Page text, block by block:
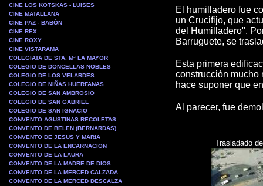
CINE LOS KOTSKAS - LUISES
CINE MATALLANA
CINE PAZ - BABÓN
CINE REX
CINE ROXY
CINE VISTARAMA
COLEGIATA DE STA. Mª LA MAYOR
COLEGIO DE DONCELLAS NOBLES
COLEGIO DE LOS VELARDES
COLEGIO DE NIÑAS HUERFANAS
COLEGIO DE SAN AMBROSIO
COLEGIO DE SAN GABRIEL
COLEGIO DE SAN IGNACIO
CONVENTO AGUSTINAS RECOLETAS
CONVENTO DE BELEN (BERNARDAS)
CONVENTO DE JESUS Y MARIA
CONVENTO DE LA ENCARNACION
CONVENTO DE LA LAURA
CONVENTO DE LA MADRE DE DIOS
CONVENTO DE LA MERCED CALZADA
CONVENTO DE LA MERCED DESCALZA
El humilladero fue
un Crucifijo, que
del Humilladero".
Barruguete, se
Esta primera
construcción mucho
hace suponer que
Al parecer, fue
Trasladado